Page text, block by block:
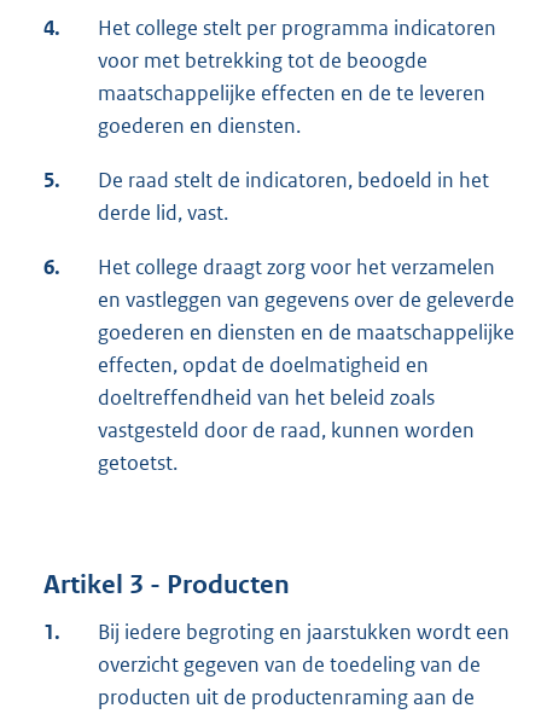
4.
Het college stelt per programma indicatoren
voor met betrekking tot de beoogde
maatschappelijke effecten en de te leveren
goederen en diensten.
5.
De raad stelt de indicatoren, bedoeld in het
derde lid, vast.
6.
Het college draagt zorg voor het verzamelen
en vastleggen van gegevens over de geleverde
goederen en diensten en de maatschappelijke
effecten, opdat de doelmatigheid en
doeltreffendheid van het beleid zoals
vastgesteld door de raad, kunnen worden
getoetst.
Artikel 3 - Producten
1.
Bij iedere begroting en jaarstukken wordt een
overzicht gegeven van de toedeling van de
producten uit de productenraming aan de